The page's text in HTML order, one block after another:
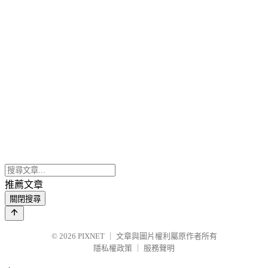
推薦文章
關閉搜尋
© 2026 PIXNET
文章與圖片權利屬原作者所有
隱私權政策
服務聲明